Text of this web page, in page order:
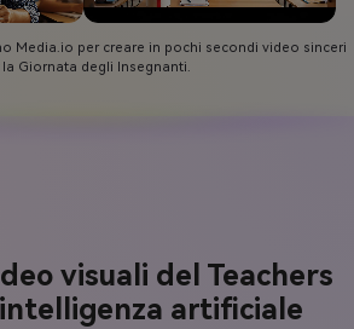
Media.io per creare in pochi secondi video sinceri
la Giornata degli Insegnanti.
visuali del Teachers
artificiale